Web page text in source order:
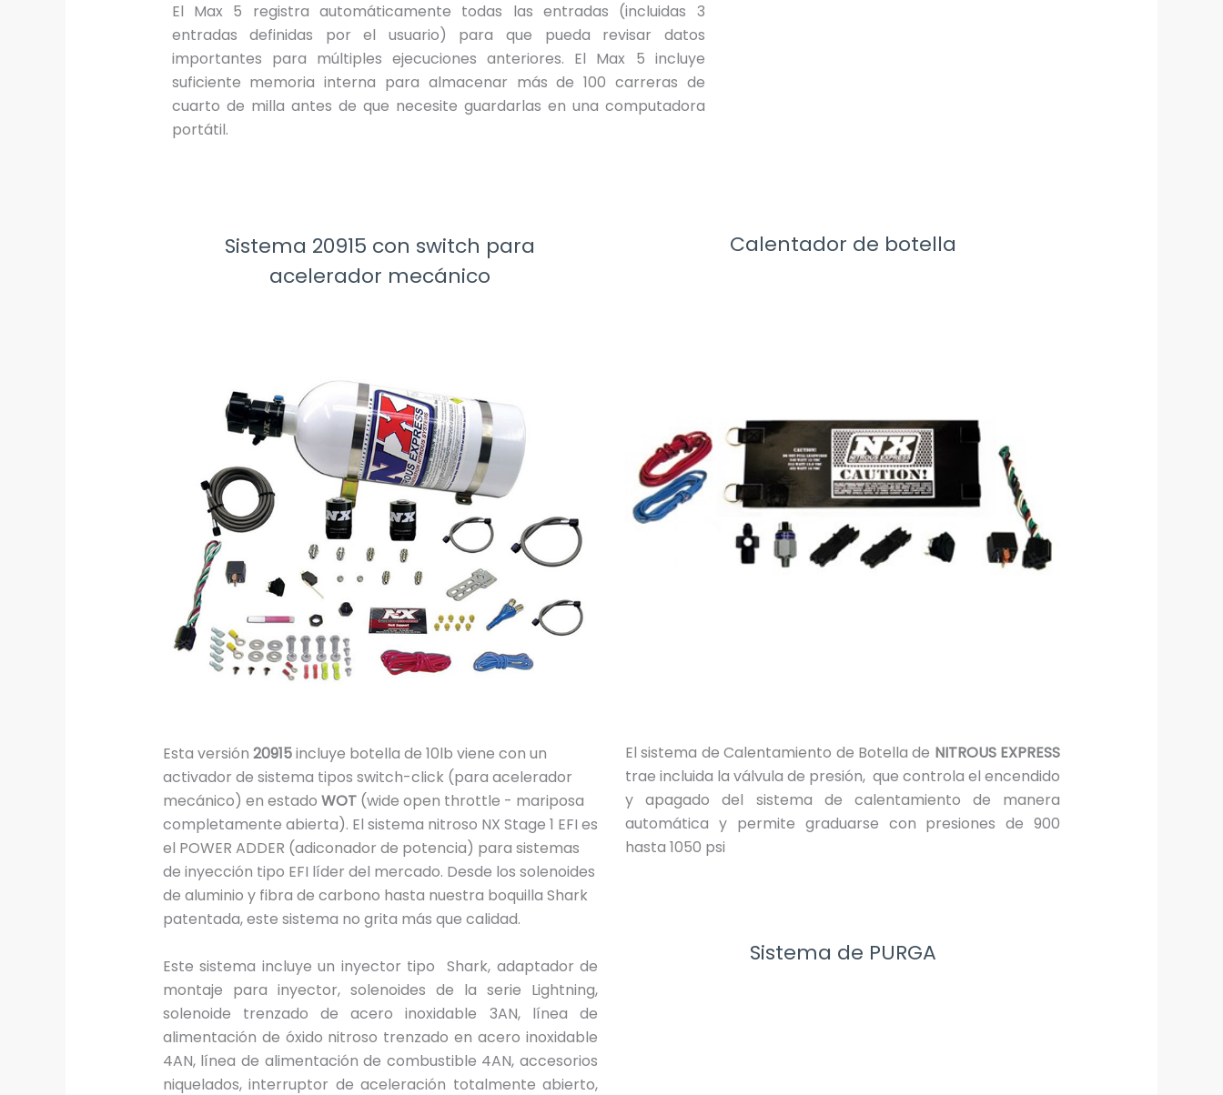
El Max 5 registra automáticamente todas las entradas (incluidas 3
entradas definidas por el usuario) para que pueda revisar datos
importantes para múltiples ejecuciones anteriores. El Max 5 incluye
suficiente memoria interna para almacenar más de 100 carreras de
cuarto de milla antes de que necesite guardarlas en una computadora
portátil.
Sistema 20915 con switch para
acelerador mecánico
Esta versión 20915incluye botella de 10lb viene con un
activador de sistema tipos switch-click (para acelerador
mecánico) en estado WOT(wide open throttle - mariposa
completamente abierta). El sistema nitroso NX Stage 1 EFI es
el POWER ADDER (adiconador de potencia) para sistemas
de inyección tipo EFI líder del mercado. Desde los solenoides
de aluminio y fibra de carbono hasta nuestra boquilla Shark
patentada, este sistema no grita más que calidad.
Este sistema incluye un inyector tipo Shark, adaptador de
montaje para inyector, solenoides de la serie Lightning,
solenoide trenzado de acero inoxidable 3AN, línea de
alimentación de óxido nitroso trenzado en acero inoxidable
4AN, línea de alimentación de combustible 4AN, accesorios
niquelados, interruptor de aceleración totalmente abierto,
Calentador de botella
El sistema de Calentamiento de Botella de NITROUS EXPRESS
trae incluida la válvula de presión, que controla el encendido
y apagado del sistema de calentamiento de manera
automática y permite graduarse con presiones de 900
hasta 1050 psi
Sistema de PURGA